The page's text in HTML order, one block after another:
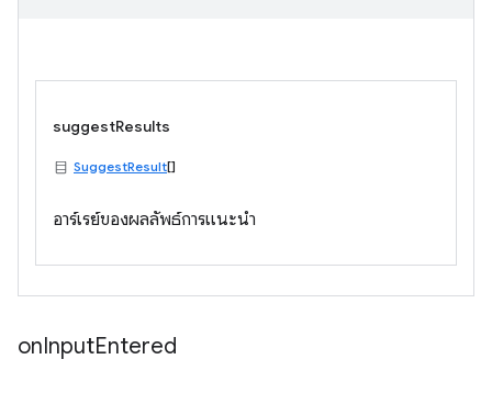
suggestResults
SuggestResult[]
อาร์เรย์ของผลลัพธ์การแนะนำ
onInputEntered